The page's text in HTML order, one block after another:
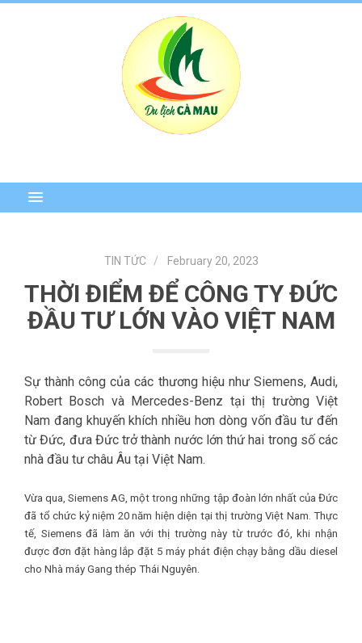
TIN TỨC February 20, 2023
THỜI ĐIỂM ĐỂ CÔNG TY ĐỨC
ĐẦU TƯ LỚN VÀO VIỆT NAM
Sự thành công của các thương hiệu như Siemens, Audi,
Robert Bosch và Mercedes-Benz tại thị trường Việt
Nam đang khuyến khích nhiều hơn dòng vốn đầu tư đến
từ Đức, đưa Đức trở thành nước lớn thứ hai trong số các
nhà đầu tư châu Âu tại Việt Nam.
Vừa qua, Siemens AG, một trong những tập đoàn lớn nhất của Đức
đã tổ chức kỷ niệm 20 năm hiện diện tại thị trường Việt Nam. Thực
tế, Siemens đã làm ăn với thị trường này từ trước đó, khi nhận
được đơn đặt hàng lắp đặt 5 máy phát điện chạy bằng dầu diesel
cho Nhà máy Gang thép Thái Nguyên.